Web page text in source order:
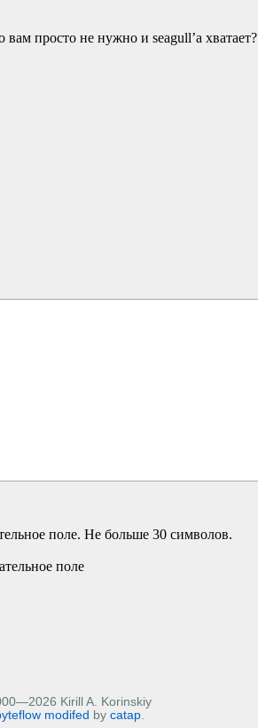
просто не нужно и seagull’а хватает?
поле. Не больше 30 символов.
поле
Kirill A. Korinskiy
modifed by catap.